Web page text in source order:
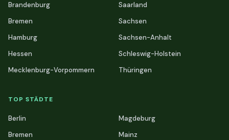
Brandenburg
Bremen
Hamburg
Hessen
Mecklenburg-Vorpommern
Saarland
Sachsen
Sachsen-Anhalt
Schleswig-Holstein
Thüringen
TOP STÄDTE
Berlin
Bremen
Magdeburg
Mainz